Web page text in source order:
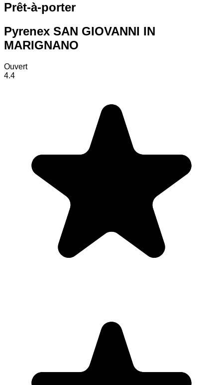
Prêt-à-porter
Pyrenex SAN GIOVANNI IN
MARIGNANO
Ouvert
4.4